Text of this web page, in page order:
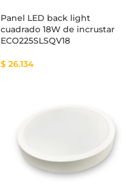
Panel LED back light
cuadrado 18W de incrustar
ECO225SLSQV18
$ 26.134